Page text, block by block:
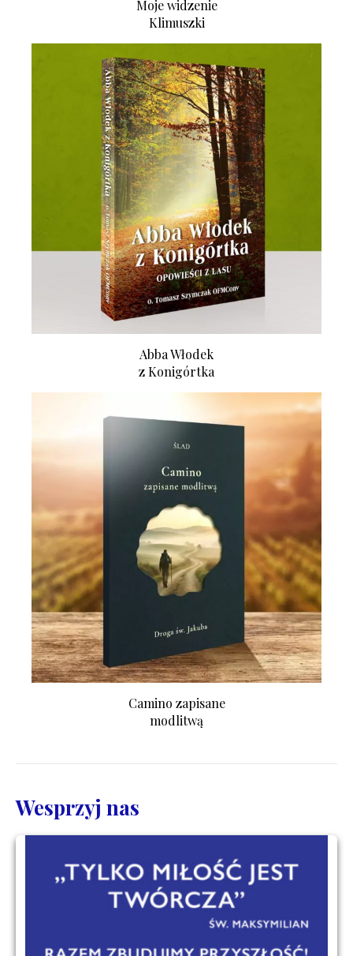
Moje widzenie
Klimuszki
Abba Włodek
z Konigórtka
Camino zapisane
modlitwą
Wesprzyj nas